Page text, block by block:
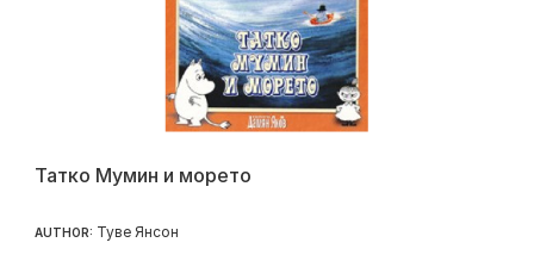
Татко Мумин и морето
AUTHOR: Туве Янсон